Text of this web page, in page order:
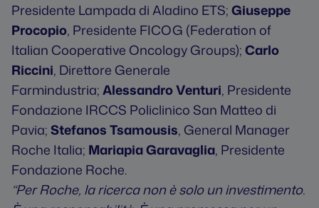
Presidente Lampada di Aladino ETS;Giuseppe
Procopio, Presidente FICOG (Federation of
Italian Cooperative Oncology Groups);Carlo
Riccini, Direttore Generale
Farmindustria;Alessandro Venturi, Presidente
Fondazione IRCCS Policlinico San Matteo di
Pavia;Stefanos Tsamousis, General Manager
Roche Italia; Mariapia Garavaglia, Presidente
Fondazione Roche.
“Per Roche, la ricerca non è solo un investimento.